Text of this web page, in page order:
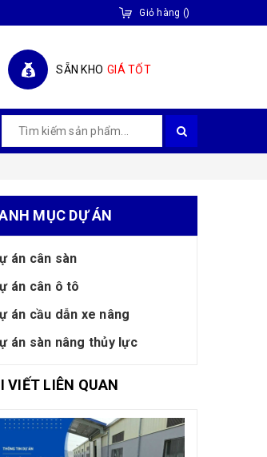
Giỏ hàng ()
SẴN KHO GIÁ TỐT
MỤC DỰ ÁN
án cân sàn
án cân ô tô
án cầu dẫn xe nâng
án sàn nâng thủy lực
VIẾT LIÊN QUAN